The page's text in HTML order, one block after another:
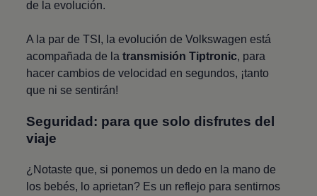
de la evolución.
A la par de TSI, la evolución de Volkswagen está
acompañada de la transmisión Tiptronic, para
hacer cambios de velocidad en segundos, ¡tanto
que ni se sentirán!
Seguridad: para que solo disfrutes del
viaje
¿Notaste que, si ponemos un dedo en la mano de
los bebés, lo aprietan? Es un reflejo para sentirnos